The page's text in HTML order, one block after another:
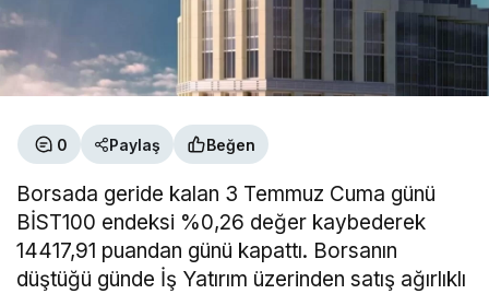
0 Paylaş Beğen
Borsada geride kalan 3 Temmuz Cuma günü
BİST100 endeksi %0,26 değer kaybederek
14417,91 puandan günü kapattı. Borsanın
düştüğü günde İş Yatırım üzerinden satış ağırlıklı